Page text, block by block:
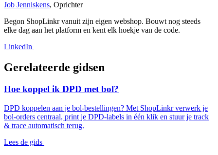
Job Jenniskens, Oprichter
Begon ShopLinkr vanuit zijn eigen webshop. Bouwt nog steeds
elke dag aan het platform en kent elk hoekje van de code.
LinkedIn
Gerelateerde gidsen
Hoe koppel ik DPD met bol?
DPD koppelen aan je bol-bestellingen? Met ShopLinkr verwerk je
bol-orders centraal, print je DPD-labels in één klik en stuur je track
& trace automatisch terug.
Lees de gids